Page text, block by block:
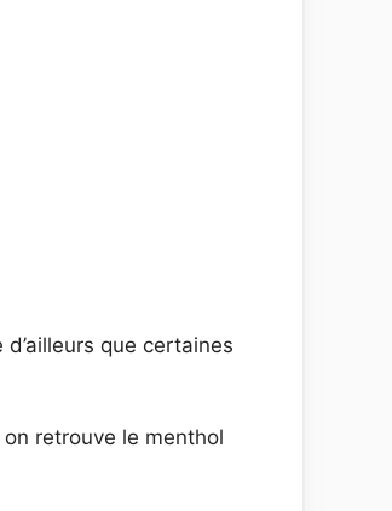
que certaines
retrouve le menthol